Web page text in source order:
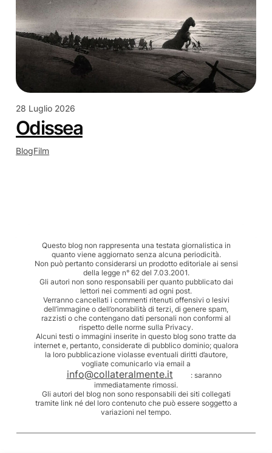
28 Luglio 2026
Odissea
BlogFilm
Questo blog non rappresenta una testata giornalistica in
quanto viene aggiornato senza alcuna periodicità.
Non può pertanto considerarsi un prodotto editoriale ai sensi
della legge n° 62 del 7.03.2001.
Gli autori non sono responsabili per quanto pubblicato dai
lettori nei commenti ad ogni post.
Verranno cancellati i commenti ritenuti offensivi o lesivi
dell’immagine o dell’onorabilità di terzi, di genere spam,
razzisti o che contengano dati personali non conformi al
rispetto delle norme sulla Privacy.
Alcuni testi o immagini inserite in questo blog sono tratte da
internet e, pertanto, considerate di pubblico dominio; qualora
la loro pubblicazione violasse eventuali diritti d’autore,
vogliate comunicarlo via email a
info@collateralmente.it
: saranno
immediatamente rimossi.
Gli autori del blog non sono responsabili dei siti collegati
tramite link né del loro contenuto che può essere soggetto a
variazioni nel tempo.